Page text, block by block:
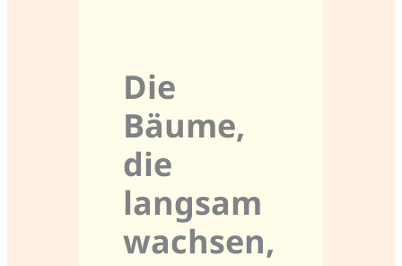
Die
Bäume,
die
langsam
wachsen,